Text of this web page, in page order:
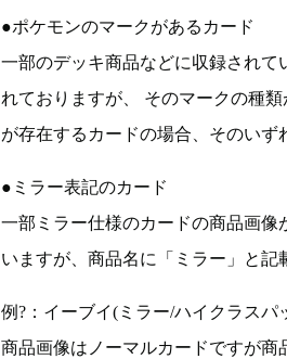
●ポケモンのマークがあるカード
一部のデッキ商品などに収録されて
れておりますが、 そのマークの種
が存在するカードの場合、そのいず
●ミラー表記のカード
一部ミラー仕様のカードの商品画
いますが、商品名に「ミラー」と記
例?：イーブイ(ミラー/ハイクラスパ
商品画像はノーマルカードですが